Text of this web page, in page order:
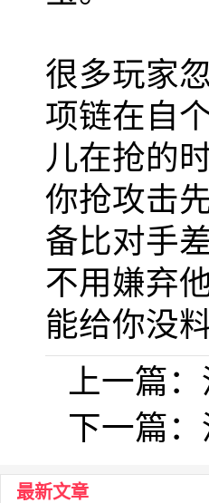
很多玩家
项链在自
儿在抢的
你抢攻击
备比对手
不用嫌弃
能给你没
上一篇：
下一篇：
最新文章